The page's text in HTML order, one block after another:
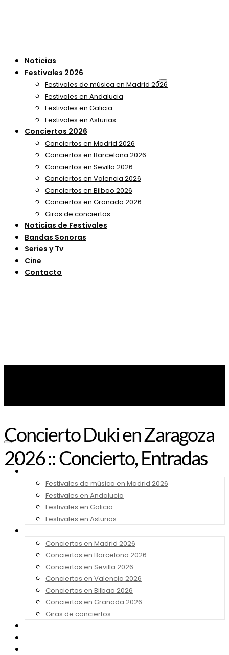
Noticias
Festivales 2026
Festivales de música en Madrid 2026
Festivales en Andalucia
Festivales en Galicia
Festivales en Asturias
Conciertos 2026
Conciertos en Madrid 2026
Conciertos en Barcelona 2026
Conciertos en Sevilla 2026
Conciertos en Valencia 2026
Conciertos en Bilbao 2026
Conciertos en Granada 2026
Giras de conciertos
Noticias de Festivales
Bandas Sonoras
Series y Tv
Cine
Contacto
Noticias
Festivales de música en Madrid 2026
Festivales en Andalucia
Festivales en Galicia
Festivales en Asturias
Conciertos en Madrid 2026
Conciertos en Barcelona 2026
Conciertos en Sevilla 2026
Conciertos en Valencia 2026
Conciertos en Bilbao 2026
Conciertos en Granada 2026
Giras de conciertos
Concierto Duki en Zaragoza
2026 :: Concierto, Entradas